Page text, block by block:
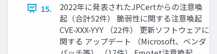
15.
2022年に発表されたJPCertからの注意喚
起（合計52件） 脆弱性に関する注意喚起
CVE-XXX-YYY （22件） 更新ソフトウェアに
関する アップデート （Microsoft、ベンダ